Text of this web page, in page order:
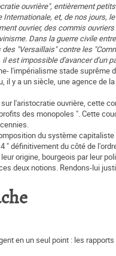
ouvrière", entièrement
et, de nos jours,
ouvrier, des commis
Dans la guerre civile
"Versaillais" contre les
est impossible d'avancer
l'impérialisme stade suprême
y a un siècle, une agence de
l'aristocratie ouvrière, cette
des monopoles ". Cette
du système
définitivement du côté de
origine, bourgeois par leur
deux notions. Rendons-lui
en un seul point : les